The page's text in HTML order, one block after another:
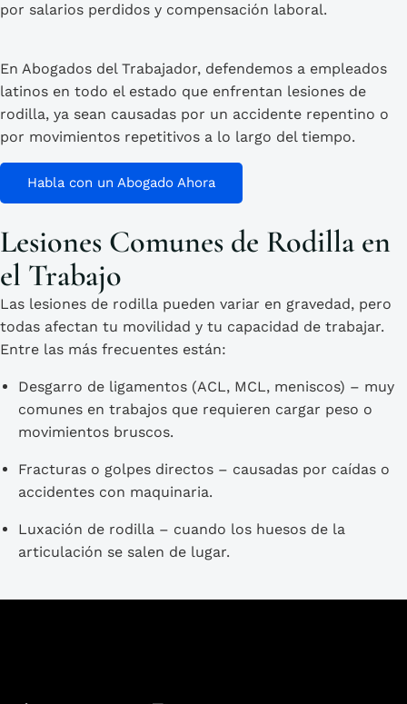
por salarios perdidos y compensación laboral.
En Abogados del Trabajador, defendemos a empleados
latinos en todo el estado que enfrentan lesiones de
rodilla, ya sean causadas por un accidente repentino o
por movimientos repetitivos a lo largo del tiempo.
Habla con un Abogado Ahora
Lesiones Comunes de Rodilla en
el Trabajo
Las lesiones de rodilla pueden variar en gravedad, pero
todas afectan tu movilidad y tu capacidad de trabajar.
Entre las más frecuentes están:
Desgarro de ligamentos (ACL, MCL, meniscos) – muy
comunes en trabajos que requieren cargar peso o
movimientos bruscos.
Fracturas o golpes directos – causadas por caídas o
accidentes con maquinaria.
Luxación de rodilla – cuando los huesos de la
articulación se salen de lugar.